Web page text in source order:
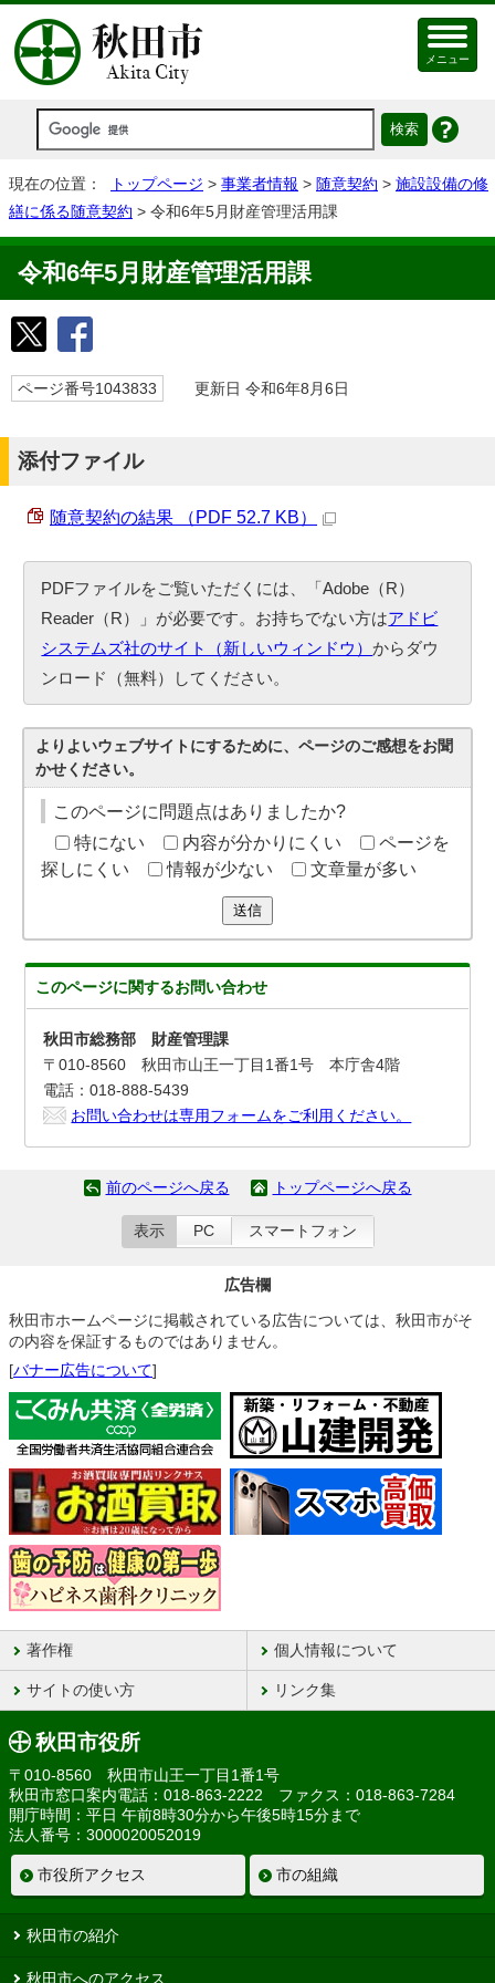
メニュー
現在の位置： トップページ > 事業者情報 > 随意契約 > 施設設備の修
繕に係る随意契約 > 令和6年5月財産管理活用課
令和6年5月財産管理活用課
ページ番号1043833 更新日 令和6年8月6日
添付ファイル
随意契約の結果 （PDF 52.7 KB）
PDFファイルをご覧いただくには、「Adobe（R）
Reader（R）」が必要です。お持ちでない方はアドビ
システムズ社のサイト（新しいウィンドウ）からダウ
ンロード（無料）してください。
よりよいウェブサイトにするために、ページのご感想をお聞
かせください。
このページに問題点はありましたか?
特にない
内容が分かりにくい
ページを
探しにくい
情報が少ない 文章量が多い
送信
このページに関するお問い合わせ
秋田市総務部 財産管理課
〒010-8560 秋田市山王一丁目1番1号 本庁舎4階
電話：018-888-5439
お問い合わせは専用フォームをご利用ください。
前のページへ戻る トップページへ戻る
表示 PC スマートフォン
広告欄
秋田市ホームページに掲載されている広告については、秋田市がそ
の内容を保証するものではありません。
[バナー広告について]
著作権 個人情報について
サイトの使い方 リンク集
秋田市役所
〒010-8560 秋田市山王一丁目1番1号
秋田市窓口案内電話：018-863-2222 ファクス：018-863-7284
開庁時間：平日 午前8時30分から午後5時15分まで
法人番号：3000020052019
市役所アクセス 市の組織
秋田市の紹介
秋田市へのアクセス